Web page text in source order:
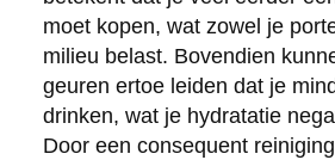
moet kopen, wat zowel je
milieu belast. Bovendien
geuren ertoe leiden dat je
drinken, wat je hydratatie
Door een consequent